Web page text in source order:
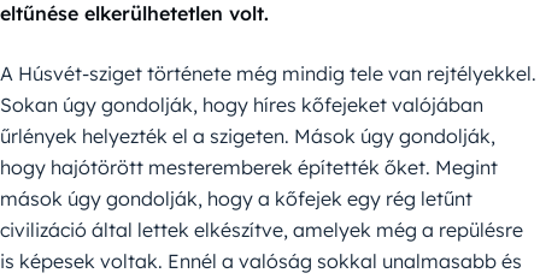
eltűnése elkerülhetetlen volt.
A Húsvét-sziget története még mindig tele van rejtélyekkel.
Sokan úgy gondolják, hogy híres kőfejeket valójában
űrlények helyezték el a szigeten. Mások úgy gondolják,
hogy hajótörött mesteremberek építették őket. Megint
mások úgy gondolják, hogy a kőfejek egy rég letűnt
civilizáció által lettek elkészítve, amelyek még a repülésre
is képesek voltak. Ennél a valóság sokkal unalmasabb és